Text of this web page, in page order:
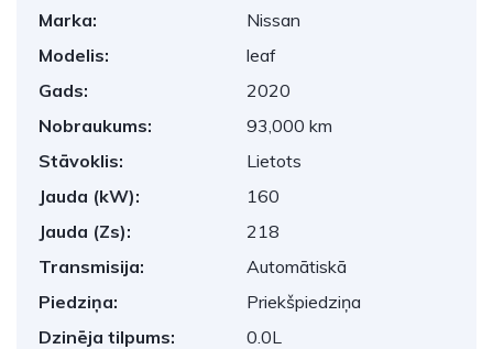
Marka:
Nissan
Modelis:
leaf
Gads:
2020
Nobraukums:
93,000 km
Stāvoklis:
Lietots
Jauda (kW):
160
Jauda (Zs):
218
Transmisija:
Automātiskā
Piedziņa:
Priekšpiedziņa
Dzinēja tilpums:
0.0L